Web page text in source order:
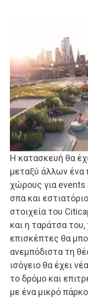
Η κατασκευή θα
μεταξύ άλλων ένα
χώρους για events
σπα και
στοιχεία του
και η ταράτσα
επισκέπτες θα
ανεμπόδιστα τη
ισόγειο θα έχει
το δρόμο και
με ένα μικρό